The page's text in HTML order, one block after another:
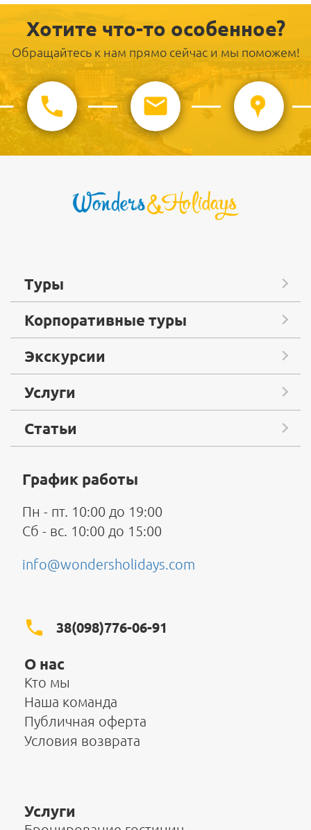
Хотите что-то особенное?
Обращайтесь к нам прямо сейчас и мы поможем!
Туры
Корпоративные туры
Экскурсии
Услуги
Статьи
График работы
Пн - пт. 10:00 до 19:00
Сб - вс. 10:00 до 15:00
info@wondersholidays.com
38(098)776-06-91
О нас
Кто мы
Наша команда
Публичная оферта
Условия возврата
Услуги